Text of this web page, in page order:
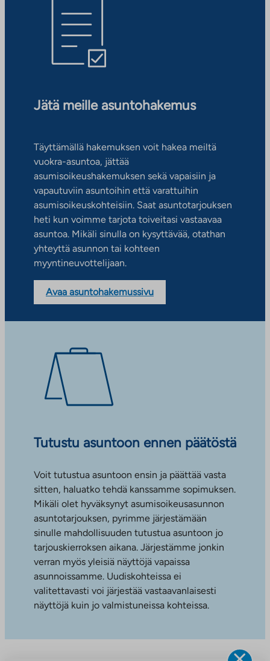
Jätä meille asuntohakemus
Täyttämällä hakemuksen voit hakea meiltä
vuokra-asuntoa, jättää
asumisoikeushakemuksen sekä vapaisiin ja
vapautuviin asuntoihin että varattuihin
asumisoikeuskohteisiin. Saat asuntotarjouksen
heti kun voimme tarjota toiveitasi vastaavaa
asuntoa. Mikäli sinulla on kysyttävää, otathan
yhteyttä asunnon tai kohteen
myyntineuvottelijaan.
Avaa asuntohakemussivu
Tutustu asuntoon ennen päätöstä
Voit tutustua asuntoon ensin ja päättää vasta
sitten, haluatko tehdä kanssamme sopimuksen.
Mikäli olet hyväksynyt asumisoikeusasunnon
asuntotarjouksen, pyrimme järjestämään
sinulle mahdollisuuden tutustua asuntoon jo
tarjouskierroksen aikana. Järjestämme jonkin
verran myös yleisiä näyttöjä vapaissa
asunnoissamme. Uudiskohteissa ei
valitettavasti voi järjestää vastaavanlaisesti
näyttöjä kuin jo valmistuneissa kohteissa.